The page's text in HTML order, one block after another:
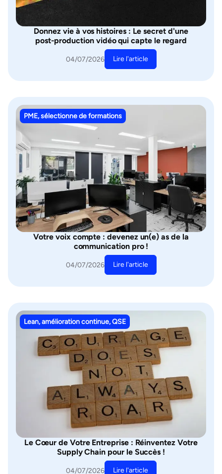
Donnez vie à vos histoires : Le secret d'une
post-production vidéo qui capte le regard
04/07/2026 Lire l'article
PME, sélectionne de formations
Votre voix compte : devenez un(e) as de la
communication pro !
04/07/2026 Lire l'article
Lean, amélioration continue, QSE
Le Cœur de Votre Entreprise : Réinventez Votre
Supply Chain pour le Succès !
04/07/2026 Lire l'article